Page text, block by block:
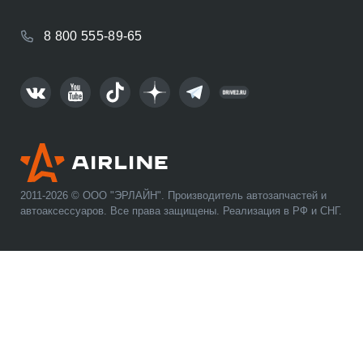
2011-2026 © ООО "ЭРЛАЙН". Производитель автозапчастей и
автоаксессуаров. Все права защищены. Реализация в РФ и СНГ.
8 800 555-89-65